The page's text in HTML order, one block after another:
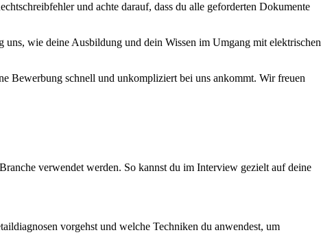
und achte darauf, dass du alle geforderten Dokumente
wie deine Ausbildung und dein Wissen im Umgang mit elektrischen
Bewerbung schnell und unkompliziert bei uns ankommt. Wir freuen
verwendet werden. So kannst du im Interview gezielt auf deine
vorgehst und welche Techniken du anwendest, um